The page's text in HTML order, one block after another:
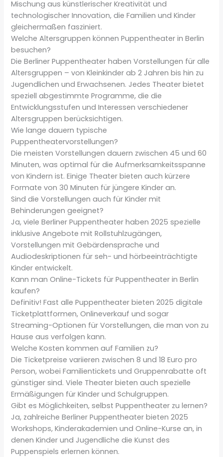
Mischung aus künstlerischer Kreativität und
technologischer Innovation, die Familien und Kinder
gleichermaßen fasziniert.
Welche Altersgruppen können Puppentheater in Berlin
besuchen?
Die Berliner Puppentheater haben Vorstellungen für alle
Altersgruppen – von Kleinkinder ab 2 Jahren bis hin zu
Jugendlichen und Erwachsenen. Jedes Theater bietet
speziell abgestimmte Programme, die die
Entwicklungsstufen und Interessen verschiedener
Altersgruppen berücksichtigen.
Wie lange dauern typische
Puppentheatervorstellungen?
Die meisten Vorstellungen dauern zwischen 45 und 60
Minuten, was optimal für die Aufmerksamkeitsspanne
von Kindern ist. Einige Theater bieten auch kürzere
Formate von 30 Minuten für jüngere Kinder an.
Sind die Vorstellungen auch für Kinder mit
Behinderungen geeignet?
Ja, viele Berliner Puppentheater haben 2025 spezielle
inklusive Angebote mit Rollstuhlzugängen,
Vorstellungen mit Gebärdensprache und
Audiodeskriptionen für seh- und hörbeeinträchtigte
Kinder entwickelt.
Kann man Online-Tickets für Puppentheater in Berlin
kaufen?
Definitiv! Fast alle Puppentheater bieten 2025 digitale
Ticketplattformen, Onlineverkauf und sogar
Streaming-Optionen für Vorstellungen, die man von zu
Hause aus verfolgen kann.
Welche Kosten kommen auf Familien zu?
Die Ticketpreise variieren zwischen 8 und 18 Euro pro
Person, wobei Familientickets und Gruppenrabatte oft
günstiger sind. Viele Theater bieten auch spezielle
Ermäßigungen für Kinder und Schulgruppen.
Gibt es Möglichkeiten, selbst Puppentheater zu lernen?
Ja, zahlreiche Berliner Puppentheater bieten 2025
Workshops, Kinderakademien und Online-Kurse an, in
denen Kinder und Jugendliche die Kunst des
Puppenspiels erlernen können.